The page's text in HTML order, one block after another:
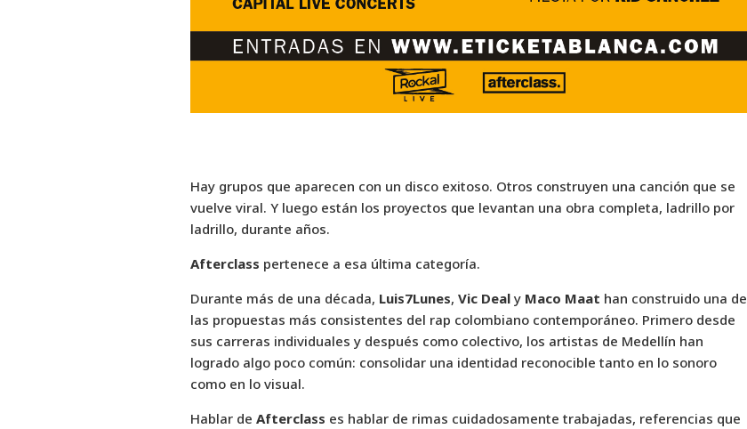
Hay grupos que aparecen con un disco exitoso. Otros construyen una canción que se
vuelve viral. Y luego están los proyectos que levantan una obra completa, ladrillo por
ladrillo, durante años.
Afterclass pertenece a esa última categoría.
Durante más de una década, Luis7Lunes, Vic Dealy Maco Maat han construido una de
las propuestas más consistentes del rap colombiano contemporáneo. Primero desde
sus carreras individuales y después como colectivo, los artistas de Medellín han
logrado algo poco común: consolidar una identidad reconocible tanto en lo sonoro
como en lo visual.
Hablar de Afterclass es hablar de rimas cuidadosamente trabajadas, referencias que